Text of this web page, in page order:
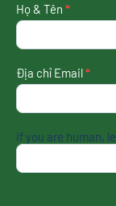
nhận
tin
nhất
Họ & Tên *
Địa chỉ Email*
If you are human,